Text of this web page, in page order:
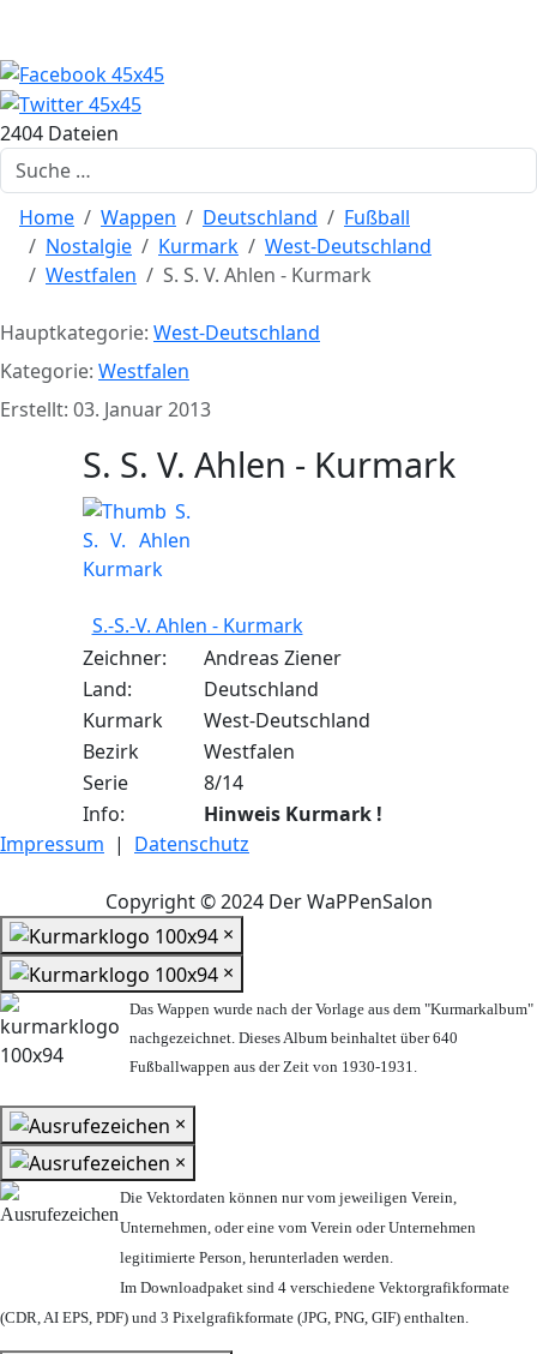
2404 Dateien
Suchen
Home Wappen Deutschland
Fußball
Nostalgie
Kurmark
West-Deutschland
Westfalen
S. S. V. Ahlen - Kurmark
Hauptkategorie: West-Deutschland
Kategorie: Westfalen
Erstellt: 03. Januar 2013
S. S. V. Ahlen - Kurmark
S.-S.-V. Ahlen - Kurmark
Zeichner:
Andreas Ziener
Land:
Deutschland
Kurmark
West-Deutschland
Bezirk
Westfalen
Serie
8/14
Info:
Hinweis Kurmark !
Impressum | Datenschutz
Copyright © 2024 Der WaPPenSalon
×
×
Das Wappen wurde nach der Vorlage aus dem "Kurmarkalbum"
nachgezeichnet. Dieses Album beinhaltet über 640
Fußballwappen aus der Zeit von 1930-1931.
×
×
Die Vektordaten können nur vom jeweiligen Verein,
Unternehmen, oder eine vom Verein oder Unternehmen
legitimierte Person, herunterladen werden.
Im Downloadpaket sind 4 verschiedene Vektorgrafikformate
(CDR, AI EPS, PDF) und 3 Pixelgrafikformate (JPG, PNG, GIF) enthalten.